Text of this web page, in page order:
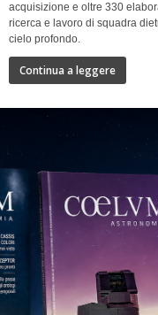
acquisizione e oltre 330
ricerca e lavoro di squadra
cielo profondo.
Continua a leggere